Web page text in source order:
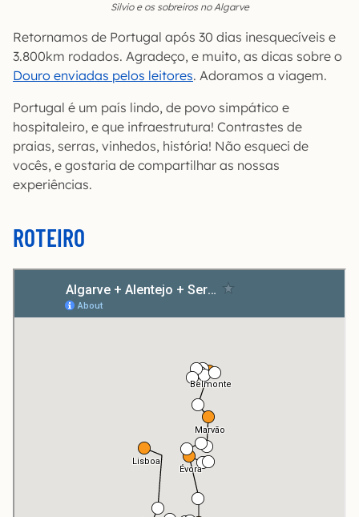
Silvio e os sobreiros no Algarve
Retornamos de Portugal após 30 dias inesquecíveis e
3.800km rodados. Agradeço, e muito, as dicas sobre o
Douro enviadas pelos leitores. Adoramos a viagem.
Portugal é um país lindo, de povo simpático e
hospitaleiro, e que infraestrutura! Contrastes de
praias, serras, vinhedos, história! Não esqueci de
vocês, e gostaria de compartilhar as nossas
experiências.
ROTEIRO